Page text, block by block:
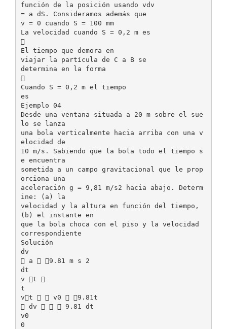
función de la posición usando vdv
= a dS. Consideramos además que
v = 0 cuando S = 100 mm
La velocidad cuando S = 0,2 m es

El tiempo que demora en
viajar la partícula de C a B se
determina en la forma

Cuando S = 0,2 m el tiempo
es
Ejemplo 04
Desde una ventana situada a 20 m sobre el sue
lo se lanza
una bola verticalmente hacia arriba con una v
elocidad de
10 m/s. Sabiendo que la bola todo el tiempo s
e encuentra
sometida a un campo gravitacional que le prop
orciona una
aceleración g = 9,81 m/s2 hacia abajo. Determ
ine: (a) la
velocidad y la altura en función del tiempo,
(b) el instante en
que la bola choca con el piso y la velocidad
correspondiente
Solución
dv
 a  9.81 m s 2
dt
v t 
t
vt   v0  9.81t
 dv    9.81 dt
v0
0